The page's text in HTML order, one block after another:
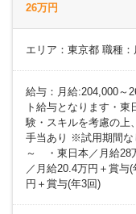
26万円
エリア：東京都 職種
給与：月給:204,000～
ト給与となります・
験・スキルを考慮の
手当あり ※試用期間
～ ・東日本／月給28
／月給20.4万円＋賞与
円＋賞与(年3回)